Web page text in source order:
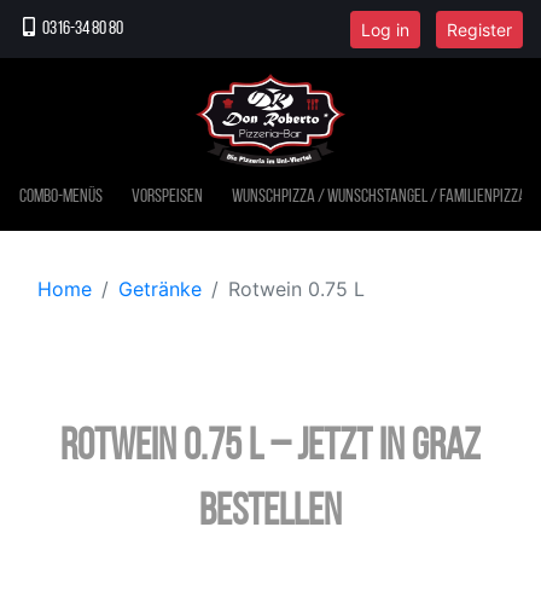
0316-34 80 80 Log in Register
Combo-Menüs Vorspeisen Wunschpizza / Wunschstangel / Familienpizza
Home Getränke Rotwein 0.75 L
Rotwein 0.75 L – jetzt in Graz
bestellen